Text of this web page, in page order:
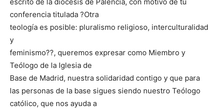
escrito de la diócesis de Palencia, con motivo de tu
conferencia titulada ?Otra
teología es posible: pluralismo religioso, interculturalidad
y
feminismo??, queremos expresar como Miembro y
Teólogo de la Iglesia de
Base de Madrid, nuestra solidaridad contigo y que para
las personas de la base sigues siendo nuestro Teólogo
católico, que nos ayuda a